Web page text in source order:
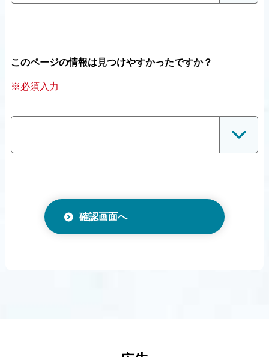
このページの情報は見つけやすかったですか？
※必須入力